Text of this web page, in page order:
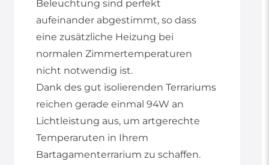
Beleuchtung sind perfekt
aufeinander abgestimmt, so dass
eine zusätzliche Heizung bei
normalen Zimmertemperaturen
nicht notwendig ist.
Dank des gut isolierenden Terrariums
reichen gerade einmal 94W an
Lichtleistung aus, um artgerechte
Temperaruten in Ihrem
Bartagamenterrarium zu schaffen.